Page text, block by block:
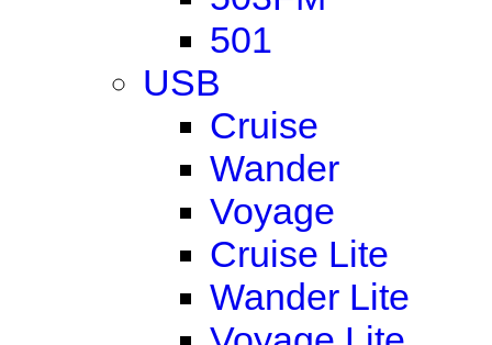
501
USB
Cruise
Wander
Voyage
Cruise Lite
Wander Lite